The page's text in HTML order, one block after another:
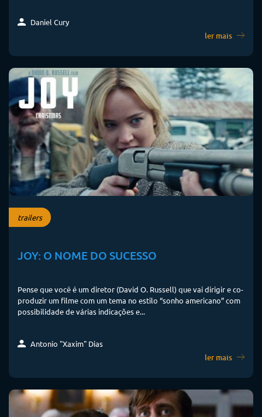
Daniel Cury
ler mais
trailers
JOY: O NOME DO SUCESSO
Pense que você é um diretor (David O. Russell) que vai dirigir e co-
produzir um filme com um tema no estilo “sonho americano” com
possibilidade de várias indicações e...
Antonio "Xaxim" Dias
ler mais